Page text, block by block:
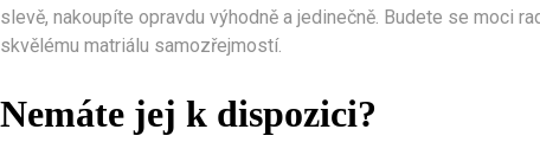
slevě, nakoupíte opravdu výhodně a jedinečně. Budete se moci
skvělému matriálu samozřejmostí.
Nemáte jej k dispozici?